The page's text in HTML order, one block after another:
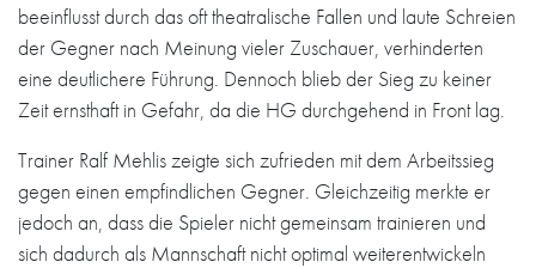
beeinflusst durch das oft theatralische Fallen und laute Schreien
der Gegner nach Meinung vieler Zuschauer, verhinderten
eine deutlichere Führung. Dennoch blieb der Sieg zu keiner
Zeit ernsthaft in Gefahr, da die HG durchgehend in Front lag.
Trainer Ralf Mehlis zeigte sich zufrieden mit dem Arbeitssieg
gegen einen empfindlichen Gegner. Gleichzeitig merkte er
jedoch an, dass die Spieler nicht gemeinsam trainieren und
sich dadurch als Mannschaft nicht optimal weiterentwickeln